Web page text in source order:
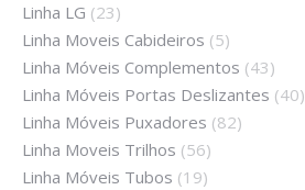
Linha LG (23)
Linha Moveis Cabideiros (5)
Linha Móveis Complementos (43)
Linha Móveis Portas Deslizantes (40)
Linha Móveis Puxadores (82)
Linha Moveis Trilhos (56)
Linha Móveis Tubos (19)